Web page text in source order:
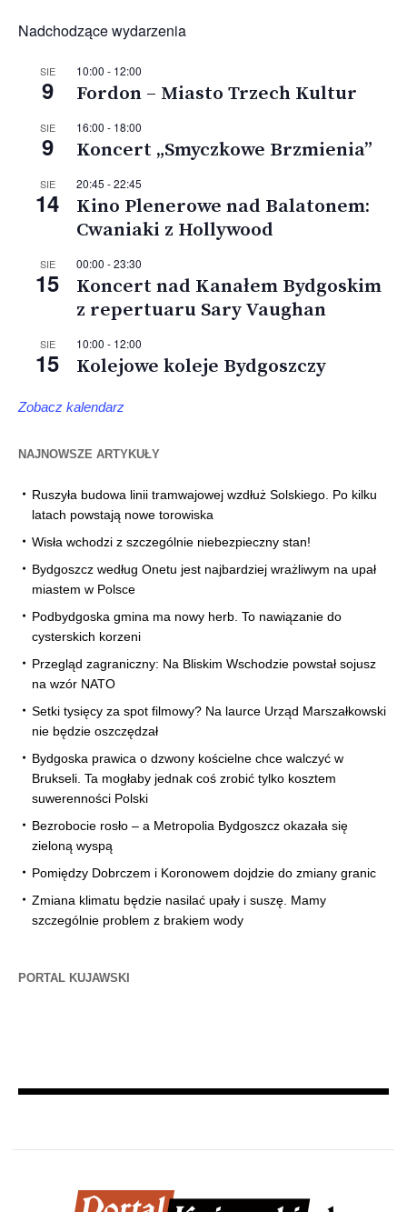
Nadchodzące wydarzenia
SIE
9
10:00 - 12:00
Fordon – Miasto Trzech Kultur
SIE
9
16:00 - 18:00
Koncert „Smyczkowe Brzmienia”
SIE
14
20:45 -22:45
Kino Plenerowe nad Balatonem:
Cwaniaki z Hollywood
SIE
15
00:00 -23:30
Koncert nad Kanałem Bydgoskim
z repertuaru Sary Vaughan
SIE
15
10:00 - 12:00
Kolejowe koleje Bydgoszczy
Zobacz kalendarz
NAJNOWSZE ARTYKUŁY
Ruszyła budowa linii tramwajowej wzdłuż Solskiego. Po kilku
latach powstają nowe torowiska
Wisła wchodzi z szczególnie niebezpieczny stan!
Bydgoszcz według Onetu jest najbardziej wrażliwym na upał
miastem w Polsce
Podbydgoska gmina ma nowy herb. To nawiązanie do
cysterskich korzeni
Przegląd zagraniczny: Na Bliskim Wschodzie powstał sojusz
na wzór NATO
Setki tysięcy za spot filmowy? Na laurce Urząd Marszałkowski
nie będzie oszczędzał
Bydgoska prawica o dzwony kościelne chce walczyć w
Brukseli. Ta mogłaby jednak coś zrobić tylko kosztem
suwerenności Polski
Bezrobocie rosło – a Metropolia Bydgoszcz okazała się
zieloną wyspą
Pomiędzy Dobrczem i Koronowem dojdzie do zmiany granic
Zmiana klimatu będzie nasilać upały i suszę. Mamy
szczególnie problem z brakiem wody
PORTAL KUJAWSKI